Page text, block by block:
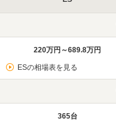
220万円～689.8万円
ESの相場表を見る
365台